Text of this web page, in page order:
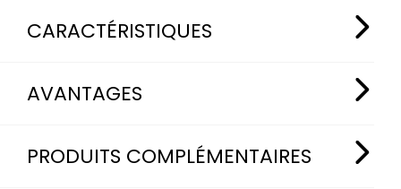
CARACTÉRISTIQUES
CARACTÉRISTIQUES TECHNIQUES DU
TABOURET DE BUREAU ERGONOMIQUE
Verrin à gaz : pneumatique, standard
AVANTAGES
AVANTAGES DU TABOURET DE BUREAU
ERGONOMIQUE
PRODUITS COMPLÉMENTAIRES